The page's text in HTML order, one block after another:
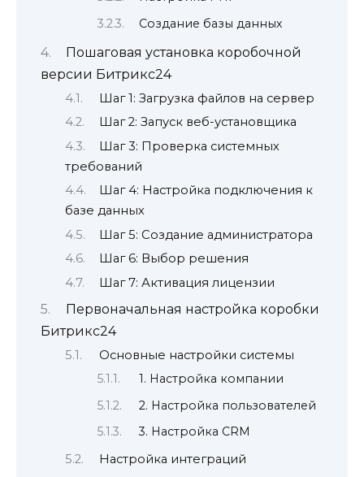
Создание базы данных
Пошаговая установка коробочной
версии Битрикс24
Шаг 1: Загрузка файлов на сервер
Шаг 2: Запуск веб-установщика
Шаг 3: Проверка системных
требований
Шаг 4: Настройка подключения к
базе данных
Шаг 5: Создание администратора
Шаг 6: Выбор решения
Шаг 7: Активация лицензии
Первоначальная настройка коробки
Битрикс24
Основные настройки системы
1. Настройка компании
2. Настройка пользователей
3. Настройка CRM
Настройка интеграций